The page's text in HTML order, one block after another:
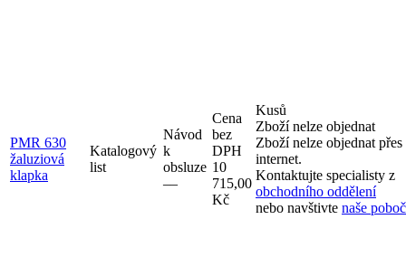
PMR 630
žaluziová
klapka
Katalogový
list
Návod
k
obsluze
–⁠–⁠
Cena
bez
DPH
10
715,00
Kč
Kusů
Zboží nelze objednat
Zboží nelze objednat přes
internet.
Kontaktujte specialisty z
obchodního oddělení
nebo navštivte naše